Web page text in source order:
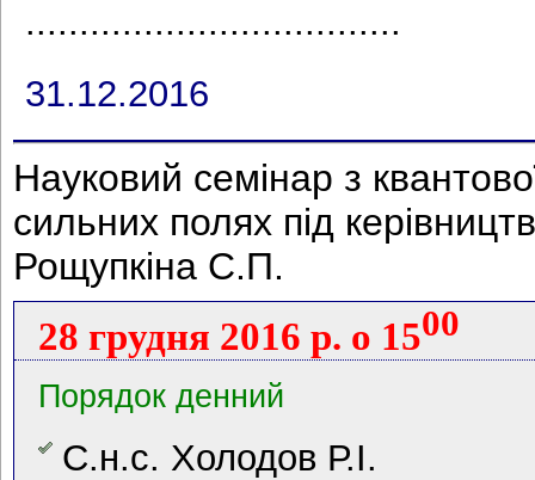
...................................
31.12.2016
Науковий семінар з
сильних полях під
Рощупкіна С.П.
28 грудня 2016 р. о 1500
Порядок денний
С.н.с. Холодов Р.І.